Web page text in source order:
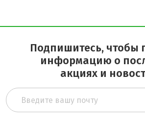
Подпишитесь, чтобы
информацию о
акциях и